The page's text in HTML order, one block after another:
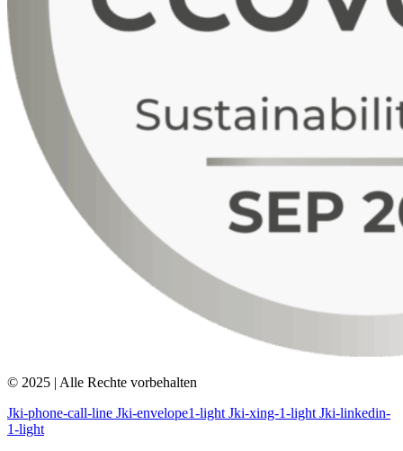
© 2025 | Alle Rechte vorbehalten
Jki-phone-call-line Jki-envelope1-light Jki-xing-1-light Jki-linkedin-
1-light